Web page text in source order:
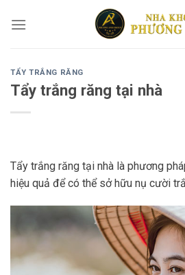
TẨY TRẮNG RĂNG
Tẩy trắng răng tại nhà
Tẩy trắng răng tại nhà là phương
hiệu quả để có thể sở hữu nụ cười